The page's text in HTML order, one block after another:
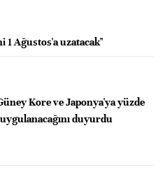
Ağustos'a uzatacak"
Kore ve Japonya'ya yüzde
duyurdu